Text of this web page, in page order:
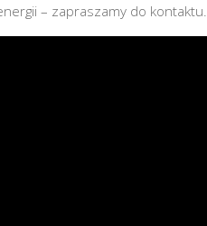
– zapraszamy do kontaktu.